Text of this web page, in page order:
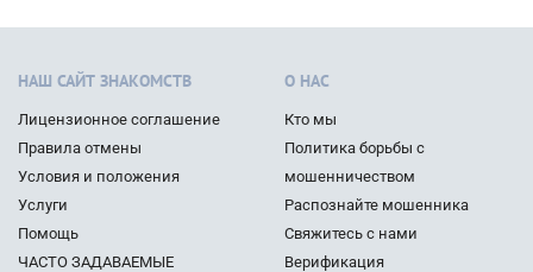
НАШ САЙТ ЗНАКОМСТВ
Лицензионное соглашение
Правила отмены
Условия и положения
Услуги
Помощь
ЧАСТО ЗАДАВАЕМЫЕ
О НАС
Кто мы
Политика борьбы с
мошенничеством
Распознайте мошенника
Свяжитесь с нами
Верификация